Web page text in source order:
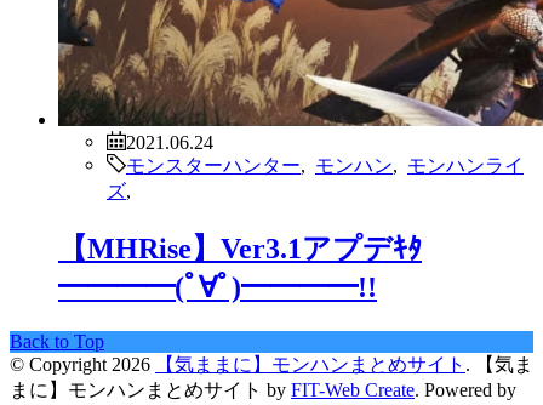
2021.06.24
モンスターハンター
モンハン
モンハンライ
ズ
【MHRise】Ver3.1アプデｷﾀ
━━━━(ﾟ∀ﾟ)━━━━!!
Back to Top
© Copyright 2026
【気ままに】モンハンまとめサイト .
【気ま
まに】モンハンまとめサイト by FIT-Web Create. Powered by